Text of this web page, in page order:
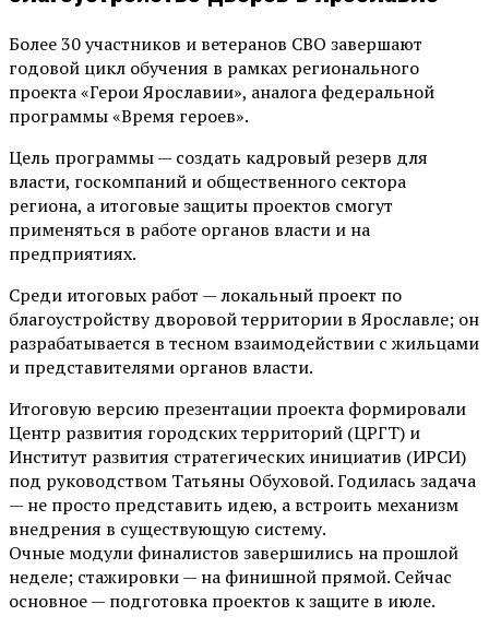
Более 30 участников и ветеранов СВО завершают
годовой цикл обучения в рамках регионального
проекта «Герои Ярославии», аналога федеральной
программы «Время героев».
Цель программы — создать кадровый резерв для
власти, госкомпаний и общественного сектора
региона, а итоговые защиты проектов смогут
применяться в работе органов власти и на
предприятиях.
Среди итоговых работ — локальный проект по
благоустройству дворовой территории в Ярославле; он
разрабатывается в тесном взаимодействии с жильцами
и представителями органов власти.
Итоговую версию презентации проекта формировали
Центр развития городских территорий (ЦРГТ) и
Институт развития стратегических инициатив (ИРСИ)
под руководством Татьяны Обуховой. Годилась задача
— не просто представить идею, а встроить механизм
внедрения в существующую систему.
Очные модули финалистов завершились на прошлой
неделе; стажировки — на финишной прямой. Сейчас
основное — подготовка проектов к защите в июле.